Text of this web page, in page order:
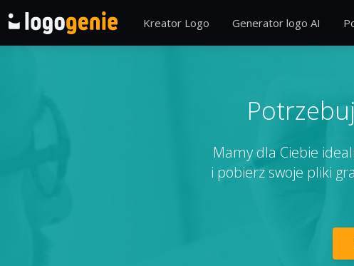
Kreator Logo Generator logo AI
Mamy dla Ciebie
i pobierz swoje pliki